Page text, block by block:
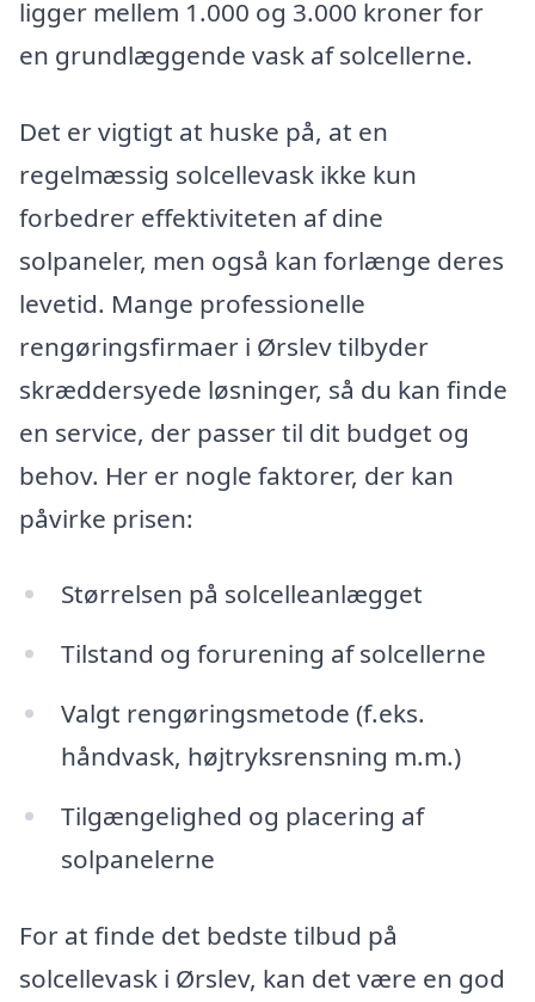
ligger mellem 1.000 og 3.000 kroner for
en grundlæggende vask af solcellerne.
Det er vigtigt at huske på, at en
regelmæssig solcellevask ikke kun
forbedrer effektiviteten af dine
solpaneler, men også kan forlænge deres
levetid. Mange professionelle
rengøringsfirmaer i Ørslev tilbyder
skræddersyede løsninger, så du kan finde
en service, der passer til dit budget og
behov. Her er nogle faktorer, der kan
påvirke prisen:
Størrelsen på solcelleanlægget
Tilstand og forurening af solcellerne
Valgt rengøringsmetode (f.eks.
håndvask, højtryksrensning m.m.)
Tilgængelighed og placering af
solpanelerne
For at finde det bedste tilbud på
solcellevask i Ørslev, kan det være en god